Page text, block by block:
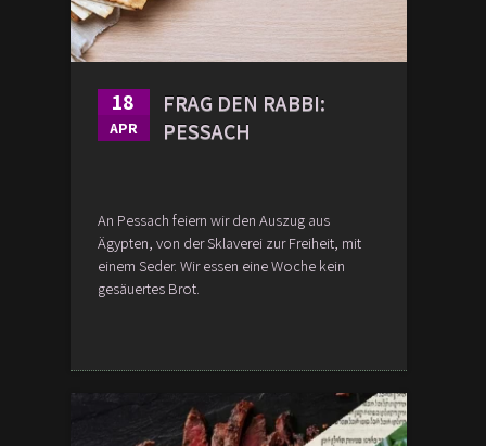
18
APR
FRAG DEN RABBI:
PESSACH
An Pessach feiern wir den Auszug aus
Ägypten, von der Sklaverei zur Freiheit, mit
einem Seder. Wir essen eine Woche kein
gesäuertes Brot.